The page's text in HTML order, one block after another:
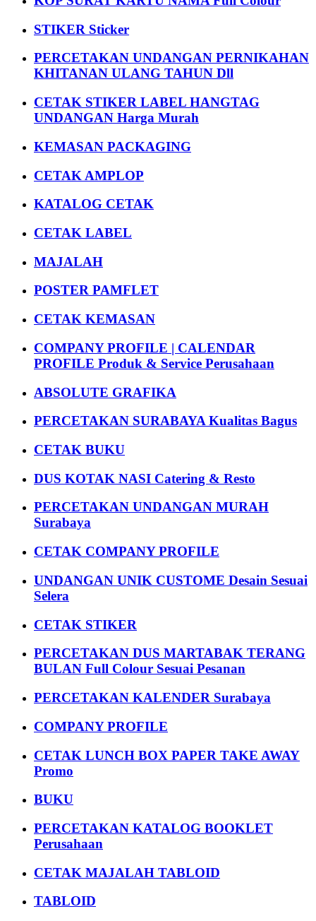
STIKER Sticker
PERCETAKAN UNDANGAN PERNIKAHAN
KHITANAN ULANG TAHUN Dll
CETAK STIKER LABEL HANGTAG
UNDANGAN Harga Murah
KEMASAN PACKAGING
CETAK AMPLOP
KATALOG CETAK
CETAK LABEL
MAJALAH
POSTER PAMFLET
CETAK KEMASAN
COMPANY PROFILE | CALENDAR
PROFILE Produk & Service Perusahaan
ABSOLUTE GRAFIKA
PERCETAKAN SURABAYA Kualitas Bagus
CETAK BUKU
DUS KOTAK NASI Catering & Resto
PERCETAKAN UNDANGAN MURAH
Surabaya
CETAK COMPANY PROFILE
UNDANGAN UNIK CUSTOME Desain Sesuai
Selera
CETAK STIKER
PERCETAKAN DUS MARTABAK TERANG
BULAN Full Colour Sesuai Pesanan
PERCETAKAN KALENDER Surabaya
COMPANY PROFILE
CETAK LUNCH BOX PAPER TAKE AWAY
Promo
BUKU
PERCETAKAN KATALOG BOOKLET
Perusahaan
CETAK MAJALAH TABLOID
TABLOID